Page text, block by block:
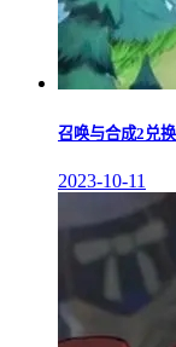
召唤与合成2兑
2023-10-11